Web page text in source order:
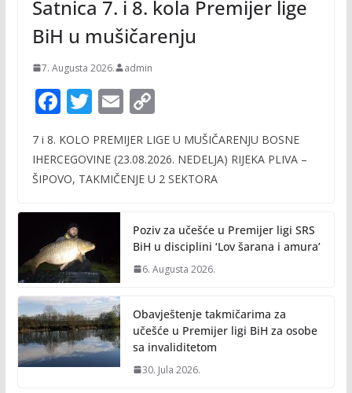
Satnica 7. i 8. kola Premijer lige
BiH u mušičarenju
7. Augusta 2026. admin
F
e
b
o
k
T
itt
er
E
ai
l
C
p
y
n
k
7 i 8. KOLO PREMIJER LIGE U MUŠIČARENJU BOSNE
IHERCEGOVINE (23.08.2026. NEDELJA) RIJEKA PLIVA –
ŠIPOVO, TAKMIČENJE U 2 SEKTORA
Poziv za učešće u Premijer ligi SRS
BiH u disciplini ‘Lov šarana i amura’
6. Augusta 2026.
Obavještenje takmičarima za
učešće u Premijer ligi BiH za osobe
sa invaliditetom
30. Jula 2026.